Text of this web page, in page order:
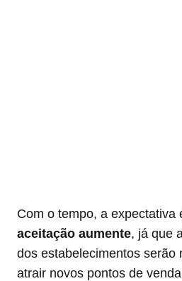
Com o tempo, a expectativa
aceitação aumente, já que
dos estabelecimentos serão
atrair novos pontos de